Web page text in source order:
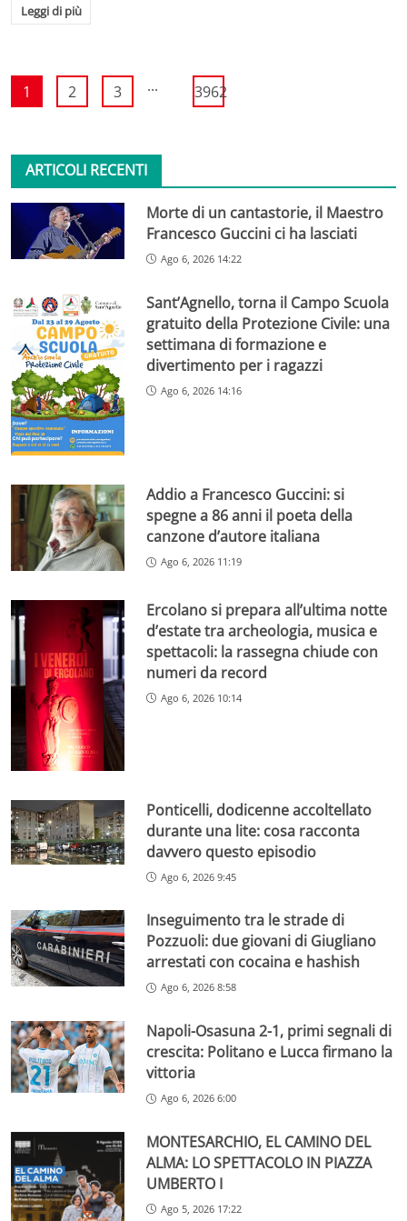
Leggi di più
1 2 3 ... 3962
ARTICOLI RECENTI
Morte di un cantastorie, il Maestro
Francesco Guccini ci ha lasciati
Ago 6, 2026 14:22
Sant’Agnello, torna il Campo Scuola
gratuito della Protezione Civile: una
settimana di formazione e
divertimento per i ragazzi
Ago 6, 2026 14:16
Addio a Francesco Guccini: si
spegne a 86 anni il poeta della
canzone d’autore italiana
Ago 6, 2026 11:19
Ercolano si prepara all’ultima notte
d’estate tra archeologia, musica e
spettacoli: la rassegna chiude con
numeri da record
Ago 6, 2026 10:14
Ponticelli, dodicenne accoltellato
durante una lite: cosa racconta
davvero questo episodio
Ago 6, 2026 9:45
Inseguimento tra le strade di
Pozzuoli: due giovani di Giugliano
arrestati con cocaina e hashish
Ago 6, 2026 8:58
Napoli-Osasuna 2-1, primi segnali di
crescita: Politano e Lucca firmano la
vittoria
Ago 6, 2026 6:00
MONTESARCHIO, EL CAMINO DEL
ALMA: LO SPETTACOLO IN PIAZZA
UMBERTO I
Ago 5, 2026 17:22